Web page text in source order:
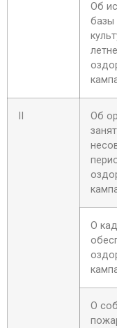
Об
базы
Об
О
О